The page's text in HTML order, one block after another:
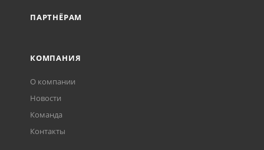
ПАРТНЁРАМ
КОМПАНИЯ
О компании
Новости
Команда
Контакты